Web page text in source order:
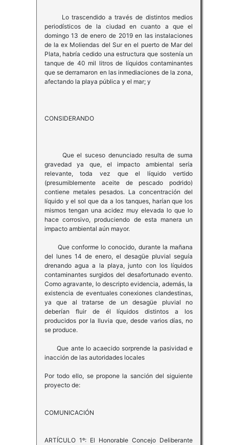
Lo trascendido a través de distintos medios
periodísticos de la ciudad en cuanto a que el
domingo 13 de enero de 2019 en las instalaciones
de la ex Moliendas del Sur en el puerto de Mar del
Plata, habría cedido una estructura que sostenía un
tanque de 40 mil litros de líquidos contaminantes
que se derramaron en las inmediaciones de la zona,
afectando la playa pública y el mar; y
CONSIDERANDO
Que el suceso denunciado resulta de suma
gravedad ya que, el impacto ambiental sería
relevante, toda vez que el líquido vertido
(presumiblemente aceite de pescado podrido)
contiene metales pesados. La concentración del
líquido y el sol que da a los tanques, harían que los
mismos tengan una acidez muy elevada lo que lo
hace corrosivo, produciendo de esta manera un
impacto ambiental aún mayor.
Que conforme lo conocido, durante la mañana
del lunes 14 de enero, el desagüe pluvial seguía
drenando agua a la playa, junto con los líquidos
contaminantes surgidos del desafortunado evento.
Como agravante, lo descripto evidencia, además, la
existencia de eventuales conexiones clandestinas,
ya que al tratarse de un desagüe pluvial no
deberían fluir de él líquidos distintos a los
producidos por la lluvia que, desde varios días, no
se produce.
Que ante lo acaecido sorprende la pasividad e
inacción de las autoridades locales
Por todo ello, se propone la sanción del siguiente
proyecto de:
COMUNICACIÓN
ARTÍCULO 1º: El Honorable Concejo Deliberante